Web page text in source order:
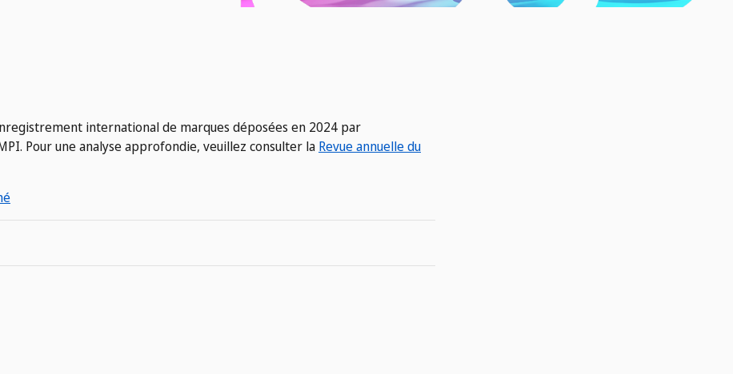
international de marques déposées en 2024 par
Pour une analyse approfondie, veuillez consulter la Revue annuelle du